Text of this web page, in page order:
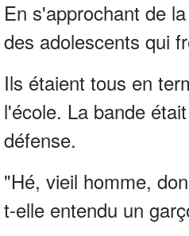
En s'approchant de
des adolescents qui
Ils étaient tous en
l'école. La bande
défense.
"Hé, vieil homme,
t-elle entendu un